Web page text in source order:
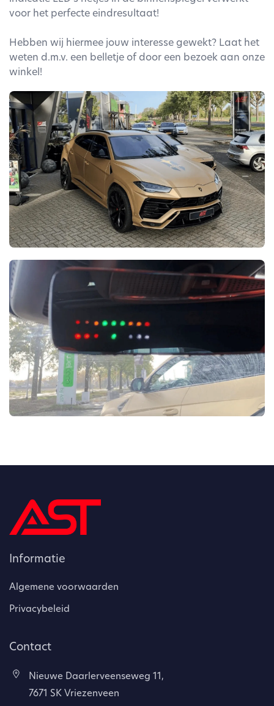
voor het perfecte eindresultaat!
Hebben wij hiermee jouw interesse gewekt? Laat het
weten d.m.v. een belletje of door een bezoek aan onze
winkel!
Informatie
Algemene voorwaarden
Privacybeleid
Contact
Nieuwe Daarlerveenseweg 11,
7671 SK Vriezenveen